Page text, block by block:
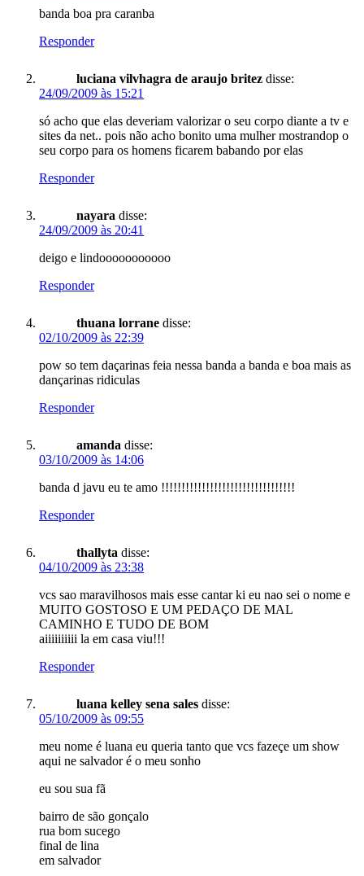
banda boa pra caranba
Responder
luciana vilvhagra de araujo britez disse:
24/09/2009 às 15:21
só acho que elas deveriam valorizar o seu corpo diante a tv e
sites da net.. pois não acho bonito uma mulher mostrandop o
seu corpo para os homens ficarem babando por elas
Responder
nayara disse:
24/09/2009 às 20:41
deigo e lindooooooooooo
Responder
thuana lorrane disse:
02/10/2009 às 22:39
pow so tem daçarinas feia nessa banda a banda e boa mais as
dançarinas ridiculas
Responder
amanda disse:
03/10/2009 às 14:06
banda d javu eu te amo !!!!!!!!!!!!!!!!!!!!!!!!!!!!!!!!!
Responder
thallyta disse:
04/10/2009 às 23:38
vcs sao maravilhosos mais esse cantar ki eu nao sei o nome e
MUITO GOSTOSO E UM PEDAÇO DE MAL
CAMINHO E TUDO DE BOM
aiiiiiiiiii la em casa viu!!!
Responder
luana kelley sena sales disse:
05/10/2009 às 09:55
meu nome é luana eu queria tanto que vcs fazeçe um show
aqui ne salvador é o meu sonho
eu sou sua fã
bairro de são gonçalo
rua bom sucego
final de lina
em salvador